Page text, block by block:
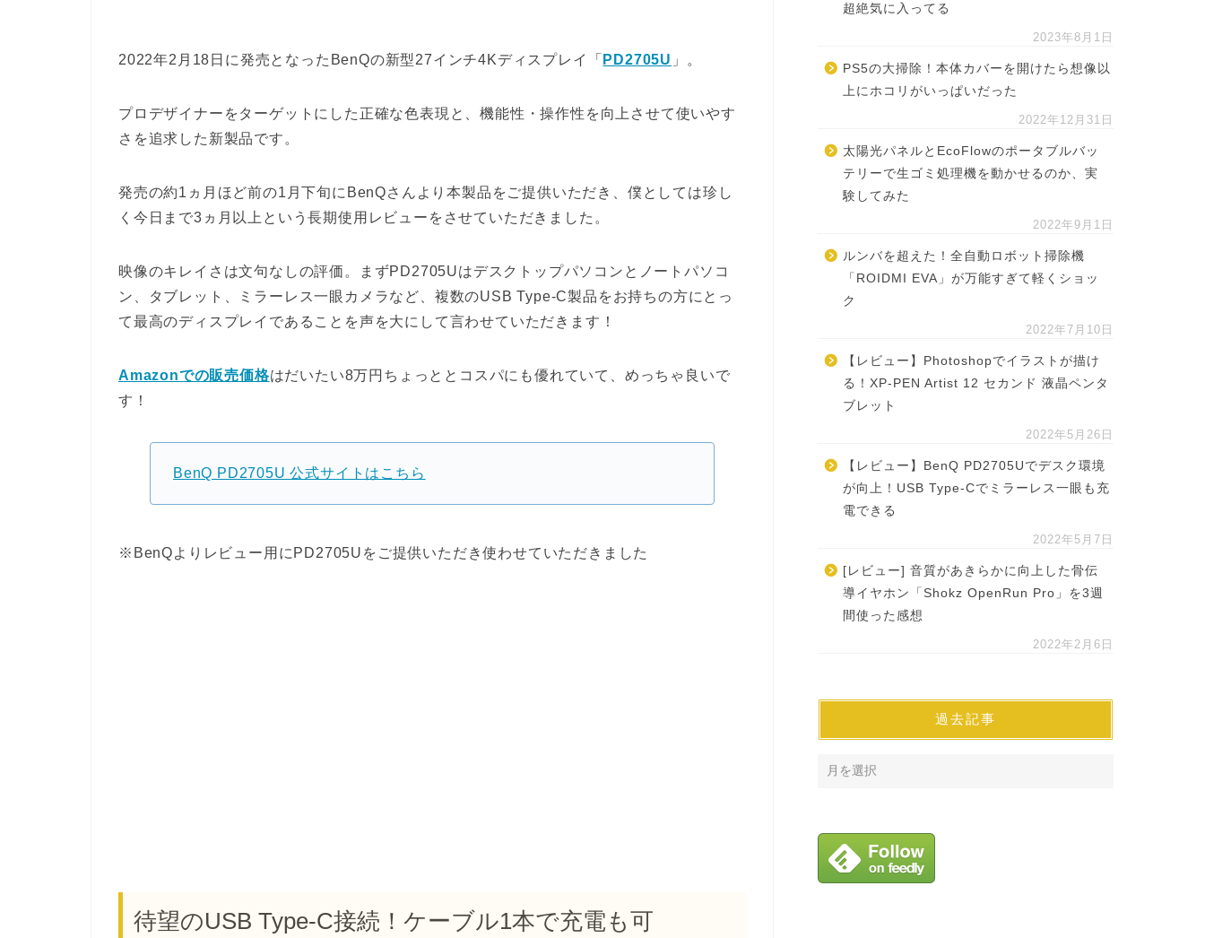
2022年2月18日に発売となったBenQの新型27インチ4Kディスプレイ「 PD2705U 」。
プロデザイナーをターゲットにした正確な色表現と、機能性・操作性を向上させて使いやす
さを追求した新製品です。
発売の約1ヵ月ほど前の1月下旬にBenQさんより本製品をご提供いただき、僕としては珍し
く今日まで3ヵ月以上という長期使用レビューをさせていただきました。
映像のキレイさは文句なしの評価。まずPD2705Uはデスクトップパソコンとノートパソコ
ン、タブレット、ミラーレス一眼カメラなど、複数のUSB Type-C製品をお持ちの方にとっ
て最高のディスプレイであることを声を大にして言わせていただきます！
Amazonでの販売価格はだいたい8万円ちょっととコスパにも優れていて、めっちゃ良いで
す！
BenQ PD2705U 公式サイトはこちら
※BenQよりレビュー用にPD2705Uをご提供いただき使わせていただきました
待望のUSB Type-C接続！ケーブル1本で充電も可
超絶気に入ってる
2023年8月1日
PS5の大掃除！本体カバーを開けたら想像以
上にホコリがいっぱいだった
2022年12月31日
太陽光パネルとEcoFlowのポータブルバッ
テリーで生ゴミ処理機を動かせるのか、実
験してみた
2022年9月1日
ルンバを超えた！全自動ロボット掃除機
「ROIDMI EVA」が万能すぎて軽くショッ
ク
2022年7月10日
【レビュー】Photoshopでイラストが描け
る！XP-PEN Artist 12 セカンド 液晶ペンタ
ブレット
2022年5月26日
【レビュー】BenQ PD2705Uでデスク環境
が向上！USB Type-Cでミラーレス一眼も充
電できる
2022年5月7日
[レビュー] 音質があきらかに向上した骨伝
導イヤホン「Shokz OpenRun Pro」を3週
間使った感想
2022年2月6日
過去記事